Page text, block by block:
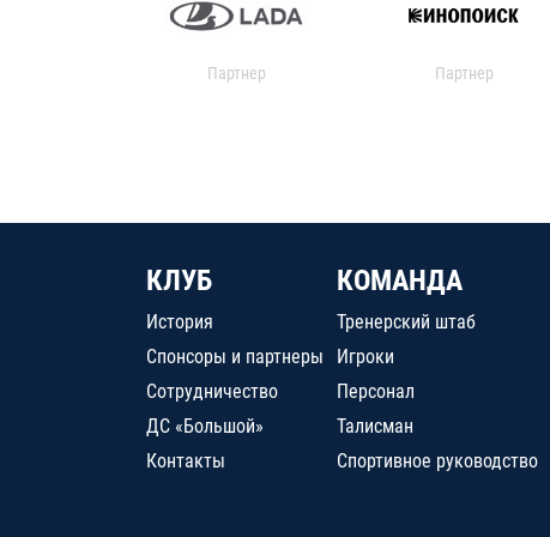
Партнер Партнер
КЛУБ
История
Спонсоры и партнеры
Сотрудничество
ДС «Большой»
Контакты
КОМАНДА
Тренерский штаб
Игроки
Персонал
Талисман
Спортивное руководство